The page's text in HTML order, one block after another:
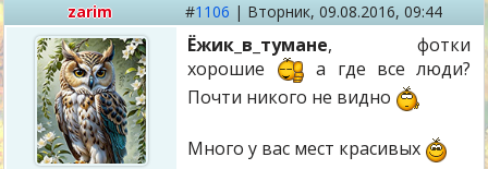
zarim
#1106 | Вторник, 09.08.2016, 09:44
Ёжик_в_тумане, фотки
хорошие
а где все люди?
Почти никого не видно
Много у вас мест красивых